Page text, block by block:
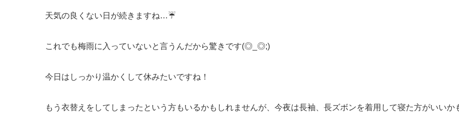
天気の良くない日が続きますね…☔
これでも梅雨に入っていないと言うんだから驚きです(◎_◎;)
今日はしっかり温かくして休みたいですね！
もう衣替えをしてしまったという方もいるかもしれませんが、今夜は長袖、長ズボンを着用して寝た方がいいか